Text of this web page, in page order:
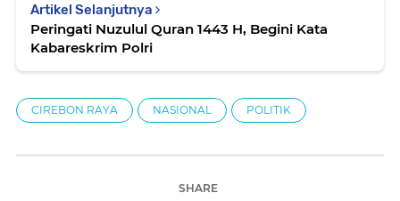
Artikel Selanjutnya
Peringati Nuzulul Quran 1443 H, Begini Kata
Kabareskrim Polri
CIREBON RAYA NASIONAL POLITIK
SHARE